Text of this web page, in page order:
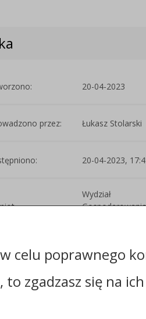
20-04-2023
przez: Łukasz Stolarski
20-04-2023,
Wydział
Gospodarowania
celu poprawnego
zgadzasz się na